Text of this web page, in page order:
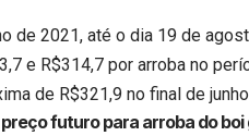
de 2021, até o dia 19 de
e R$314,7 por arroba no
de R$321,9 no final de
preço futuro para arroba do